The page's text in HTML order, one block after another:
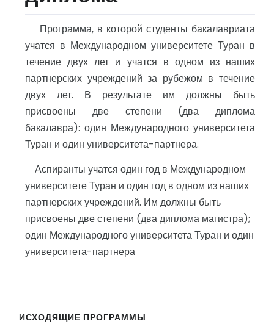
Программа, в которой студенты бакалавриата
учатся в Международном университете Туран в
течение двух лет и учатся в одном из наших
партнерских учреждений за рубежом в течение
двух лет. В результате им должны быть
присвоены две степени (два диплома
бакалавра): один Международного университета
Туран и один университета-партнера.
Аспиранты учатся один год в Международном
университете Туран и один год в одном из наших
партнерских учреждений. Им должны быть
присвоены две степени (два диплома магистра);
один Международного университета Туран и один
университета-партнера
ИСХОДЯЩИЕ ПРОГРАММЫ